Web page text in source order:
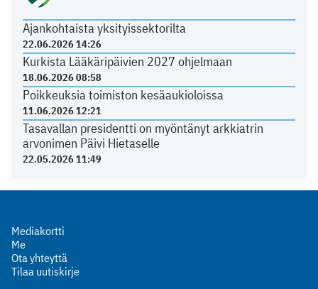
Ajankohtaista yksityissektorilta
22.06.2026 14:26
Kurkista Lääkäripäivien 2027 ohjelmaan
18.06.2026 08:58
Poikkeuksia toimiston kesäaukioloissa
11.06.2026 12:21
Tasavallan presidentti on myöntänyt arkkiatrin
arvonimen Päivi Hietaselle
22.05.2026 11:49
Mediakortti
Me
Ota yhteyttä
Tilaa uutiskirje